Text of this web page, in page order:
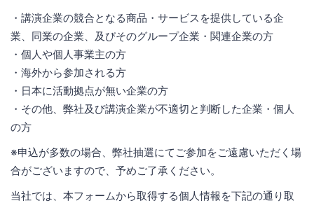
・講演企業の競合となる商品・サービスを提供している企
業、同業の企業、及びそのグループ企業・関連企業の方
・個人や個人事業主の方
・海外から参加される方
・日本に活動拠点が無い企業の方
・その他、弊社及び講演企業が不適切と判断した企業・個人
の方
※申込が多数の場合、弊社抽選にてご参加をご遠慮いただく場
合がございますので、予めご了承ください。
当社では、本フォームから取得する個人情報を下記の通り取